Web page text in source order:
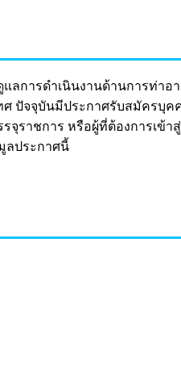
ลการดำเนินงานด้านการท่
ปัจจุบันมีประกาศรับสมัครบุ
ราชการ หรือผู้ที่ต้องการเข้
ลประกาศนี้